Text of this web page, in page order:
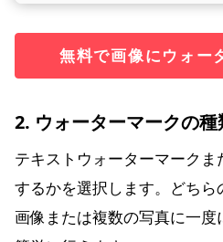
無料で画像にウォー
2. ウォーターマークの
テキストウォーターマーク
するかを選択します。どち
画像または複数の写真に一